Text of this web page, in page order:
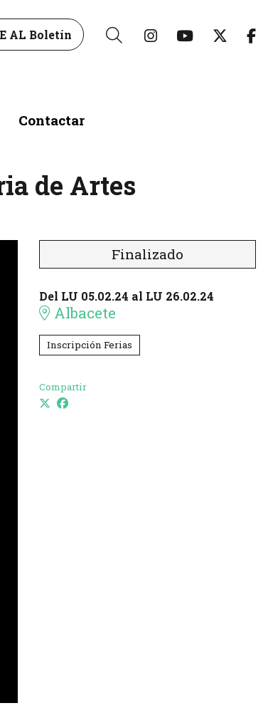
Link aLink a
AL Boletín
Contactar
de Artes
Finalizado
Del LU 05.02.24 al LU 26.02.24
Albacete
Inscripción Ferias
Compartir